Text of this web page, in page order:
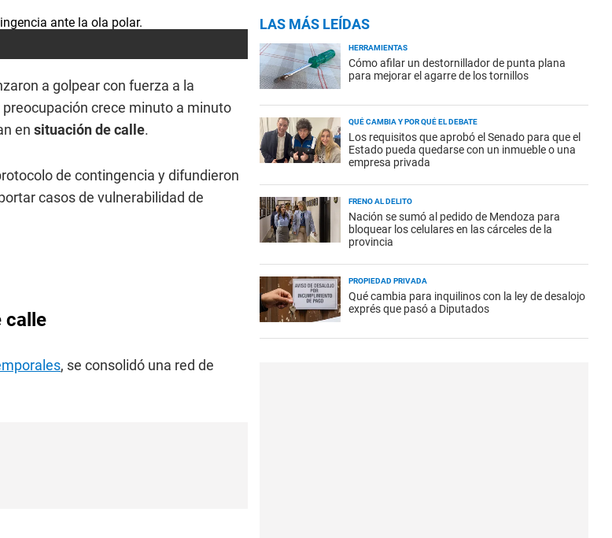
a golpear con fuerza a la
preocupación crece minuto a minuto
en situación de calle.
de contingencia y difundieron
casos de vulnerabilidad de
calle
, se consolidó una red de
LAS MÁS LEÍDAS
HERRAMIENTAS
Cómo afilar un destornillador de punta plana
para mejorar el agarre de los tornillos
QUÉ CAMBIA Y POR QUÉ EL DEBATE
Los requisitos que aprobó el Senado para que el
Estado pueda quedarse con un inmueble o una
empresa privada
FRENO AL DELITO
Nación se sumó al pedido de Mendoza para
bloquear los celulares en las cárceles de la
provincia
PROPIEDAD PRIVADA
Qué cambia para inquilinos con la ley de desalojo
exprés que pasó a Diputados